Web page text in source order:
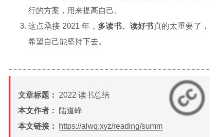
行的方案，用来提高自己。
这点承接 2021 年， 多读书、读好书真的太重要了，
希望自己能坚持下去。
文章标题：
2022 读书总结
本文作者：
陆道峰
本文链接：
https://alwq.xyz/reading/summ